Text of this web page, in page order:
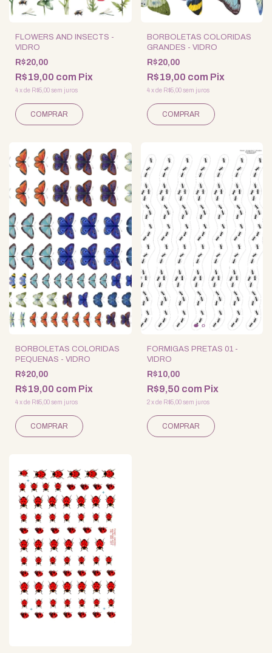
FLOWERS AND INSECTS -
VIDRO
R$20,00
R$19,00 com Pix
4xde R$5,00sem juros
BORBOLETAS COLORIDAS
GRANDES - VIDRO
R$20,00
R$19,00 com Pix
4 xde R$5,00 sem juros
BORBOLETAS COLORIDAS
PEQUENAS - VIDRO
R$20,00
R$19,00 com Pix
4xde R$5,00sem juros
FORMIGAS PRETAS 01 -
VIDRO
R$10,00
R$9,50 com Pix
2 xde R$5,00 sem juros